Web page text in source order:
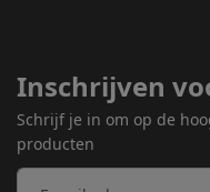
Inschrijven
Schrijf je in om op de
producten